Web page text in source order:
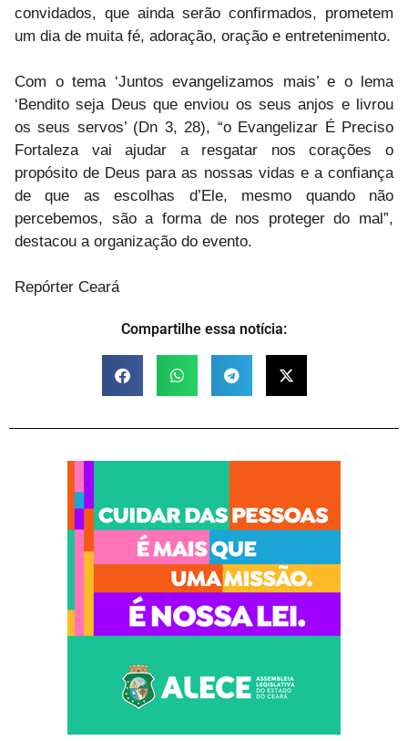
convidados, que ainda serão confirmados, prometem
um dia de muita fé, adoração, oração e entretenimento.
Com o tema ‘Juntos evangelizamos mais’ e o lema
‘Bendito seja Deus que enviou os seus anjos e livrou
os seus servos’ (Dn 3, 28), “o Evangelizar É Preciso
Fortaleza vai ajudar a resgatar nos corações o
propósito de Deus para as nossas vidas e a confiança
de que as escolhas d’Ele, mesmo quando não
percebemos, são a forma de nos proteger do mal”,
destacou a organização do evento.
Repórter Ceará
Compartilhe essa notícia: